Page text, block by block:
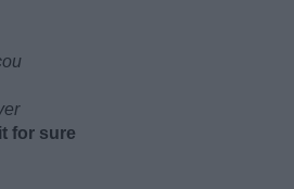
for sure